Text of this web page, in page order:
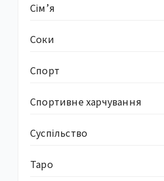
Сім’я
Соки
Спорт
Спортивне харчування
Суcпільство
Таро